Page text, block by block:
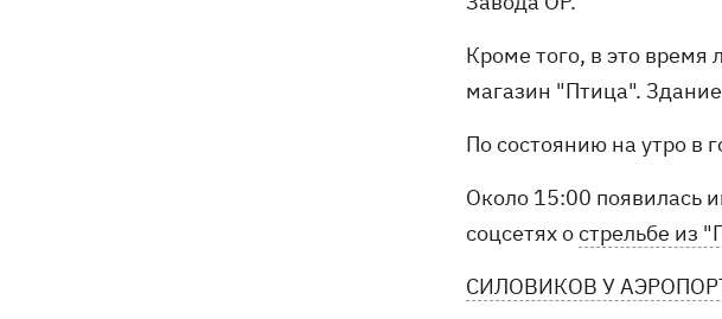
Кроме того, в это время
магазин "Птица". Здание
По состоянию на утро в
Около 15:00 появилась
соцсетях острельбе из
СИЛОВИКОВ У